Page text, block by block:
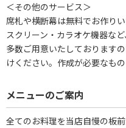
＜その他のサービス＞
席札や横断幕は無料でお作り
スクリーン・カラオケ機器な
多数ご用意いたしております
けください。作成が必要なも
メニューのご案内
全てのお料理を当店自慢の板